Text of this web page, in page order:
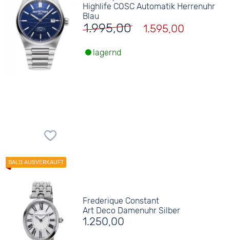
Highlife COSC Automatik Herrenuhr
Blau
1.995,00 1.595,00
lagernd
Frederique Constant
Art Deco Damenuhr Silber
1.250,00